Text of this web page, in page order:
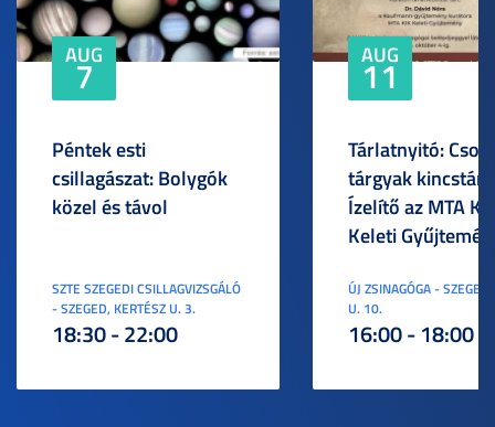
AUG
7
Péntek esti
csillagászat: Bolygók
közel és távol
SZTE SZEGEDI CSILLAGVIZSGÁLÓ
- SZEGED, KERTÉSZ U. 3.
18:30 - 22:00
AUG
11
Tárlatnyitó:
tárgyak
Ízelítő az MTA
Keleti
ÚJ ZSINAGÓGA -
U. 10.
16:00 - 18:00